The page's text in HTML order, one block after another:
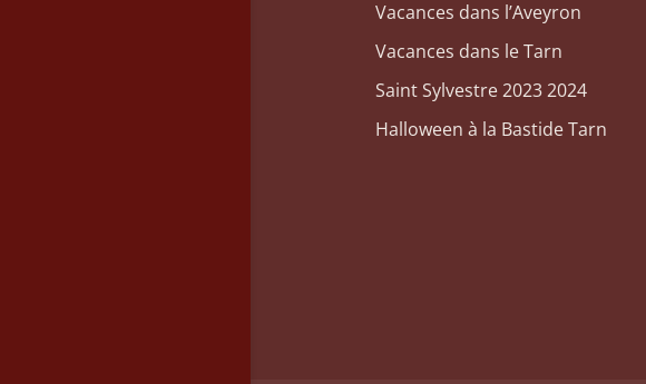
Vacances dans l’Aveyron
Vacances dans le Tarn
Saint Sylvestre 2023 2024
Halloween à la Bastide Tarn